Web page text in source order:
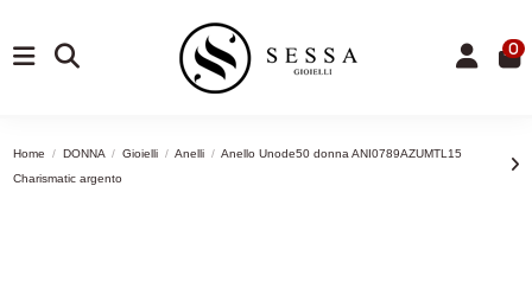
0
Home DONNA Gioielli Anelli
Anello Unode50 donna ANI0789AZUMTL15
Charismatic argento